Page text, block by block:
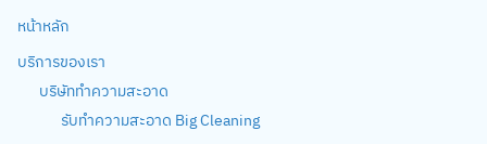
หน้าหลัก
บริการของเรา
บริษัททำความสะอาด
รับทำความสะอาด Big Cleaning